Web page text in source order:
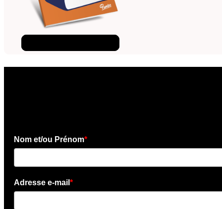
Nom et/ou Prénom*
Adresse e-mail *